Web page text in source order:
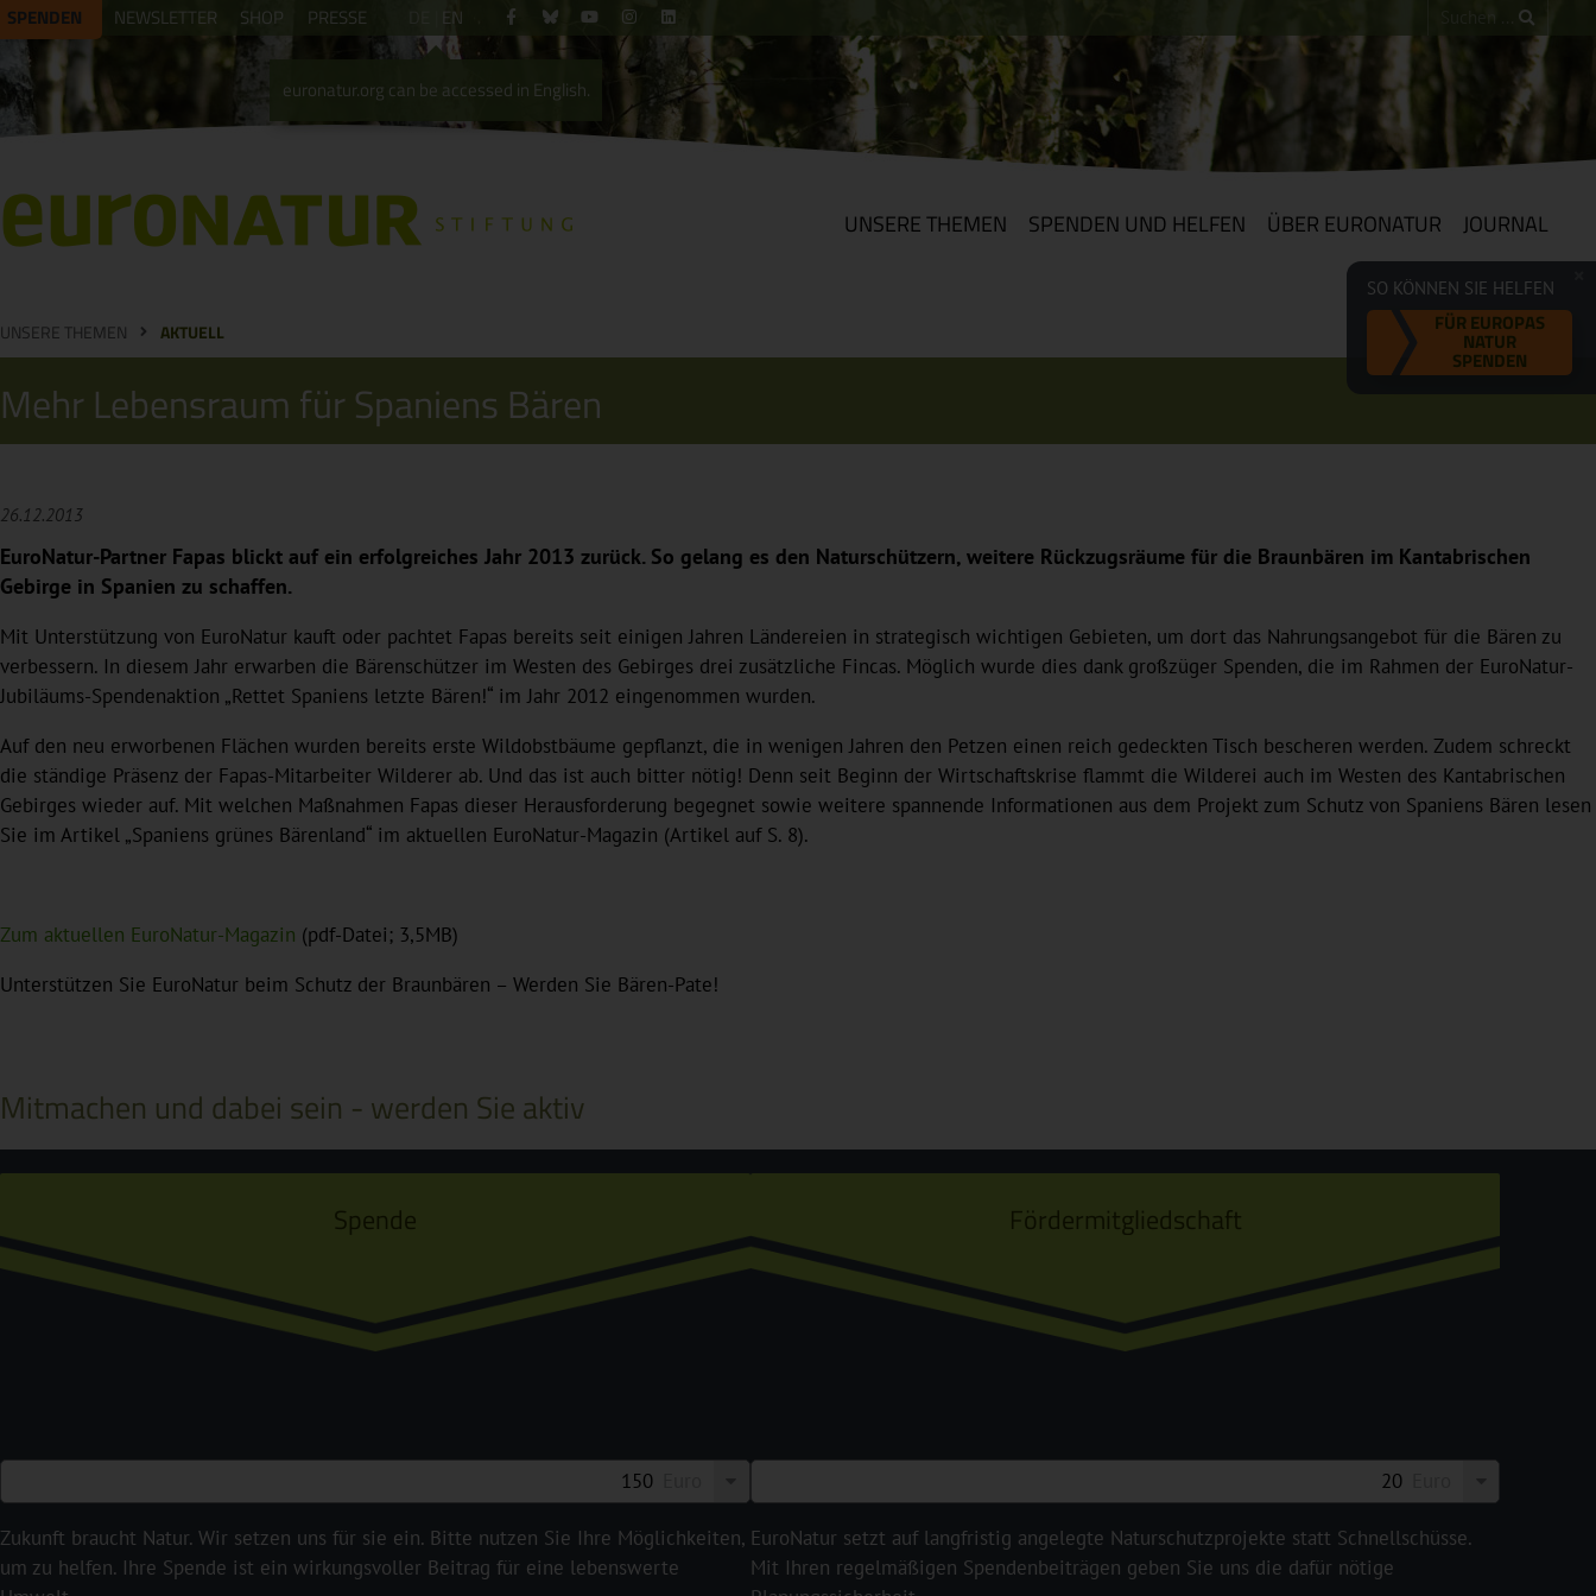
SPENDEN NEWSLETTER SHOP PRESSE
euronatur.org can be accessed in English.
EN
UNSERE THEMEN SPENDEN UND HELFEN ÜBER EURONATUR JOURNAL
SO KÖNNEN SIE HELFEN
FÜR EUROPAS
NATUR
SPENDEN
UNSERE THEMEN AKTUELL
Mehr Lebensraum für Spaniens Bären
26.12.2013
EuroNatur-Partner Fapas blickt auf ein erfolgreiches Jahr 2013 zurück. So gelang es den Naturschützern, weitere Rückzugsräume für die Braunbären im Kantabrischen
Gebirge in Spanien zu schaffen.
Mit Unterstützung von EuroNatur kauft oder pachtet Fapas bereits seit einigen Jahren Ländereien in strategisch wichtigen Gebieten, um dort das Nahrungsangebot für die Bären zu
verbessern. In diesem Jahr erwarben die Bärenschützer im Westen des Gebirges drei zusätzliche Fincas. Möglich wurde dies dank großzüger Spenden, die im Rahmen der EuroNatur-
Jubiläums-Spendenaktion „Rettet Spaniens letzte Bären!“ im Jahr 2012 eingenommen wurden.
Auf den neu erworbenen Flächen wurden bereits erste Wildobstbäume gepflanzt, die in wenigen Jahren den Petzen einen reich gedeckten Tisch bescheren werden. Zudem schreckt
die ständige Präsenz der Fapas-Mitarbeiter Wilderer ab. Und das ist auch bitter nötig! Denn seit Beginn der Wirtschaftskrise flammt die Wilderei auch im Westen des Kantabrischen
Gebirges wieder auf. Mit welchen Maßnahmen Fapas dieser Herausforderung begegnet sowie weitere spannende Informationen aus dem Projekt zum Schutz von Spaniens Bären lesen
Sie im Artikel „Spaniens grünes Bärenland“ im aktuellen EuroNatur-Magazin (Artikel auf S. 8).
Zum aktuellen EuroNatur-Magazin (pdf-Datei; 3,5MB)
Unterstützen Sie EuroNatur beim Schutz der Braunbären – Werden Sie Bären-Pate!
Mitmachen und dabei sein - werden Sie aktiv
Spende
Zukunft braucht Natur. Wir setzen uns für sie ein. Bitte nutzen Sie Ihre Möglichkeiten,
um zu helfen. Ihre Spende ist ein wirkungsvoller Beitrag für eine lebenswerte
Fördermitgliedschaft
EuroNatur setzt auf langfristig angelegte Naturschutzprojekte statt Schnellschüsse.
Mit Ihren regelmäßigen Spendenbeiträgen geben Sie uns die dafür nötige